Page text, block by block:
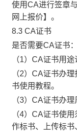
使用CA进行签章
网上报价】。
8.3 CA证书
是否需要CA证书：
（1）CA证书用
（2）CA证书办
书使用教程。
（3）CA证书办
（4）CA证书使
作标书、上传标